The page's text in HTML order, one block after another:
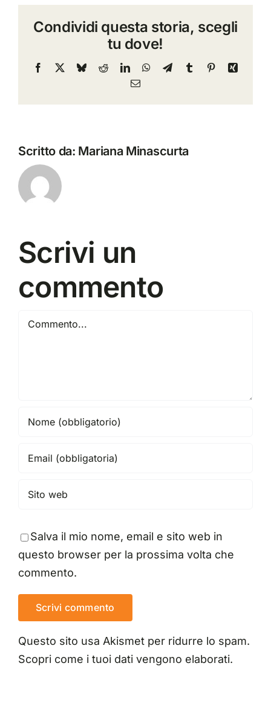
Condividi questa storia, scegli
tu dove!
Facebook BlueskyRedditLinkedInWhatsApp
TelegramTumblr PinterestXing
Email
Scritto da: Mariana Minascurta
Scrivi un
commento
Commento
Salva il mio nome, email e sito web in
questo browser per la prossima volta che
commento.
Questo sito usa Akismet per ridurre lo spam.
Scopri come i tuoi dati vengono elaborati.